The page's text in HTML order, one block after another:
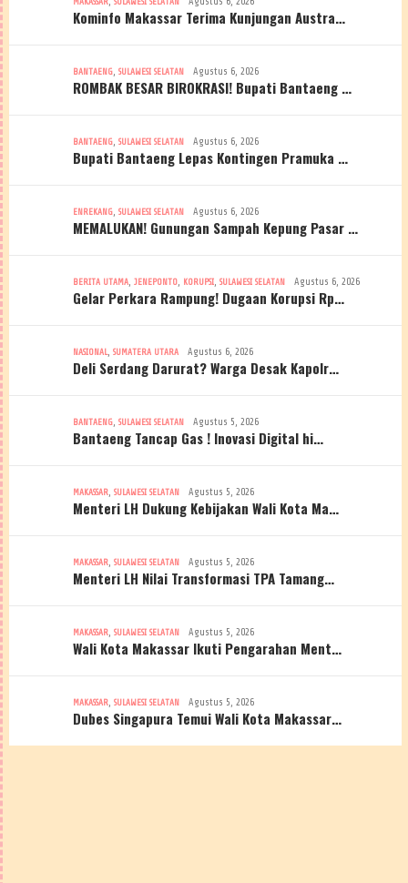
Kominfo Makassar Terima Kunjungan Austra…
BANTAENG, SULAWESI SELATAN Agustus 6, 2026
ROMBAK BESAR BIROKRASI! Bupati Bantaeng …
BANTAENG, SULAWESI SELATAN Agustus 6, 2026
Bupati Bantaeng Lepas Kontingen Pramuka …
ENREKANG, SULAWESI SELATAN Agustus 6, 2026
MEMALUKAN! Gunungan Sampah Kepung Pasar …
BERITA UTAMA, JENEPONTO, KORUPSI, SULAWESI SELATAN Agustus 6, 2026
Gelar Perkara Rampung! Dugaan Korupsi Rp…
NASIONAL, SUMATERA UTARA Agustus 6, 2026
Deli Serdang Darurat? Warga Desak Kapolr…
BANTAENG, SULAWESI SELATAN Agustus 5, 2026
Bantaeng Tancap Gas ! Inovasi Digital hi…
MAKASSAR, SULAWESI SELATAN Agustus 5, 2026
Menteri LH Dukung Kebijakan Wali Kota Ma…
MAKASSAR, SULAWESI SELATAN Agustus 5, 2026
Menteri LH Nilai Transformasi TPA Tamang…
MAKASSAR, SULAWESI SELATAN Agustus 5, 2026
Wali Kota Makassar Ikuti Pengarahan Ment…
MAKASSAR, SULAWESI SELATAN Agustus 5, 2026
Dubes Singapura Temui Wali Kota Makassar…